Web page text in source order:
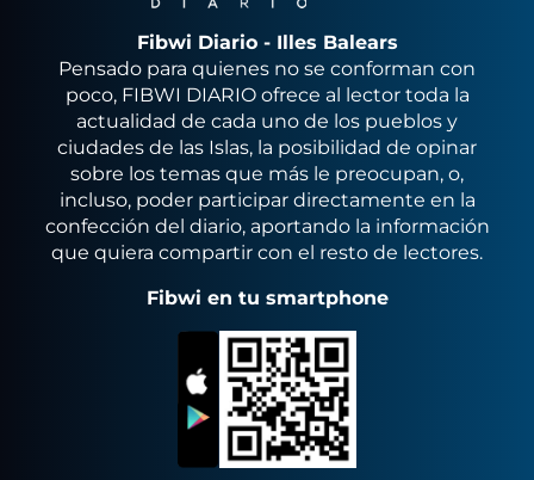
Fibwi Diario - Illes Balears
Pensado para quienes no se conforman con
poco, FIBWI DIARIO ofrece al lector toda la
actualidad de cada uno de los pueblos y
ciudades de las Islas, la posibilidad de opinar
sobre los temas que más le preocupan, o,
incluso, poder participar directamente en la
confección del diario, aportando la información
que quiera compartir con el resto de lectores.
Fibwi en tu smartphone